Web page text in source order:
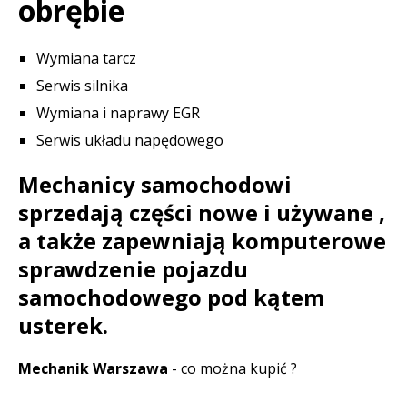
obrębie
Wymiana tarcz
Serwis silnika
Wymiana i naprawy EGR
Serwis układu napędowego
Mechanicy samochodowi
sprzedają części nowe i używane ,
a także zapewniają komputerowe
sprawdzenie pojazdu
samochodowego pod kątem
usterek.
Mechanik Warszawa - co można kupić ?